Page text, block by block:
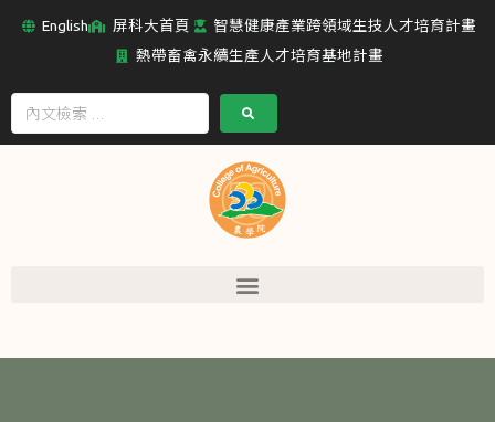
English 屏科大首頁
智慧健康產業跨領域生技人才培育計畫
熱帶畜禽永續生產人才培育基地計畫